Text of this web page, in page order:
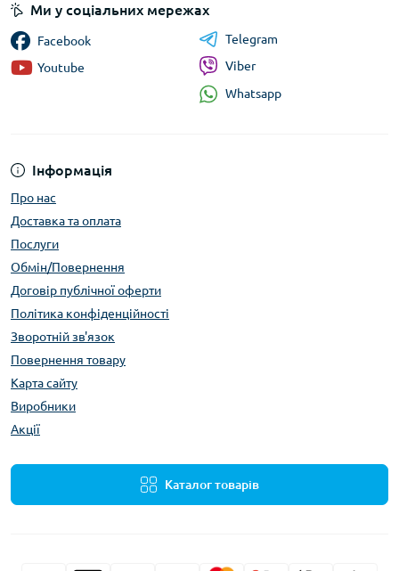
Інформація
Про нас
Доставка та оплата
Послуги
Обмін/Повернення
Договір публічної оферти
Політика конфіденційності
Зворотній зв'язок
Повернення товару
Карта сайту
Виробники
Акції
Каталог товарів
Ми у соціальних мережах
Facebook
Youtube
Telegram
Viber
Whatsapp